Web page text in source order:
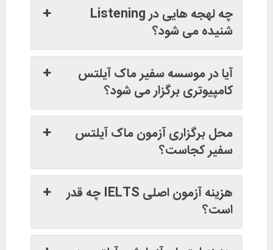
چه لهجه هایی در Listening
شنیده می شود؟
آیا در موسسه سفیر ماک آیلتس
کامپیوتری برگزار می شود؟
محل برگزاری آزمون ماک آیلتس
سفیر کجاست؟
هزینه آزمون اصلی IELTS چه قدر
است؟